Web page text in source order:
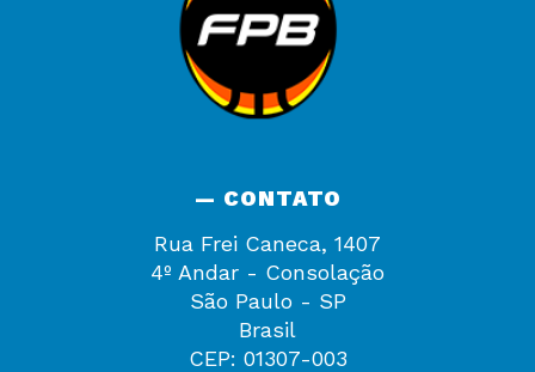
— CONTATO
Rua Frei Caneca, 1407
4º Andar - Consolação
São Paulo - SP
Brasil
CEP: 01307-003